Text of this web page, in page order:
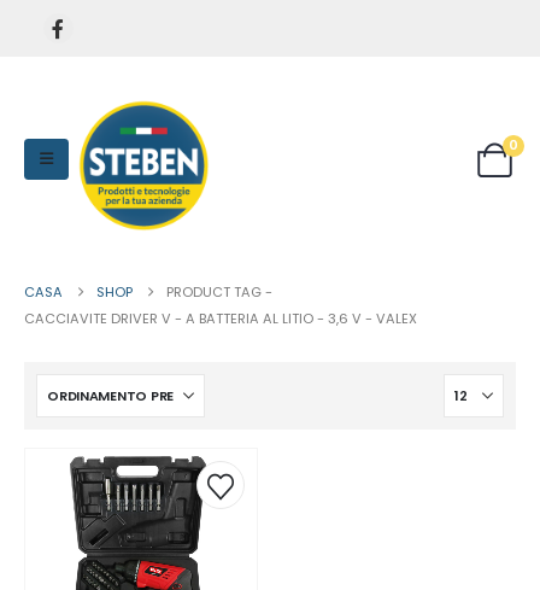
0
CASA SHOP
PRODUCT TAG -
CACCIAVITE DRIVER V - A BATTERIA AL LITIO - 3,6 V - VALEX